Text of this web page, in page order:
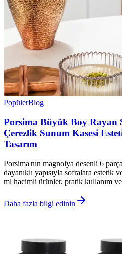
PopülerBlog
Porsima Büyük Boy Rayan
Çerezlik Sunum Kasesi
Tasarım
Porsima'nın magnolya desenli 6
dayanıklı yapısıyla sofralara
ml hacimli ürünler, pratik kullanım
Daha fazla bilgi edinin